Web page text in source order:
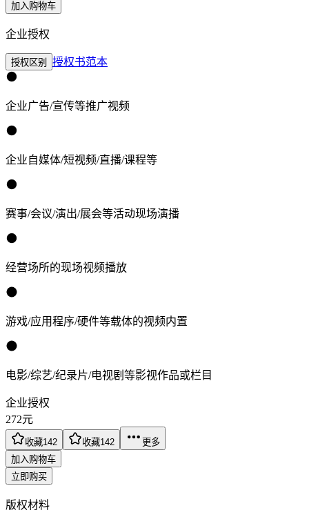
加入购物车
企业授权
授权区别 授权书范本
企业广告/宣传等推广视频
企业自媒体/短视频/直播/课程等
赛事/会议/演出/展会等活动现场演播
经营场所的现场视频播放
游戏/应用程序/硬件等载体的视频内置
电影/综艺/纪录片/电视剧等影视作品或栏目
企业授权
272元
收藏142 收藏142
更多
加入购物车
立即购买
版权材料